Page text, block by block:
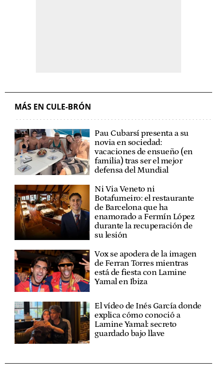
MÁS EN CULE-BRÓN
Pau Cubarsí presenta a su
novia en sociedad:
vacaciones de ensueño (en
familia) tras ser el mejor
defensa del Mundial
Ni Via Veneto ni
Botafumeiro: el restaurante
de Barcelona que ha
enamorado a Fermín López
durante la recuperación de
su lesión
Vox se apodera de la imagen
de Ferran Torres mientras
está de fiesta con Lamine
Yamal en Ibiza
El vídeo de Inés García donde
explica cómo conoció a
Lamine Yamal: secreto
guardado bajo llave